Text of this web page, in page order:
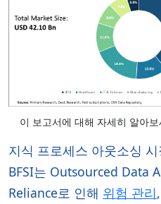
이 보고서에 대해 자세히 알아보
지식 프로세스 아웃소싱
BFSI는 Outsourced Data
Reliance로 인해 위험 관리